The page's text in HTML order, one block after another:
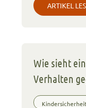
ARTIKEL
Wie sieht
Verhalten